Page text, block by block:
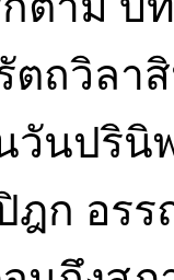
ถวิลา
วันปริ
ฎก อร